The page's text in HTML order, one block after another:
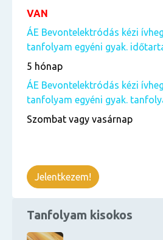
Tanfolyam kisokos
VAN
ÁE Bevontelektródás kézi
tanfolyam egyéni gyak.
5 hónap
ÁE Bevontelektródás kézi
tanfolyam egyéni gyak.
Szombat vagy vasárnap
Jelentkezem!